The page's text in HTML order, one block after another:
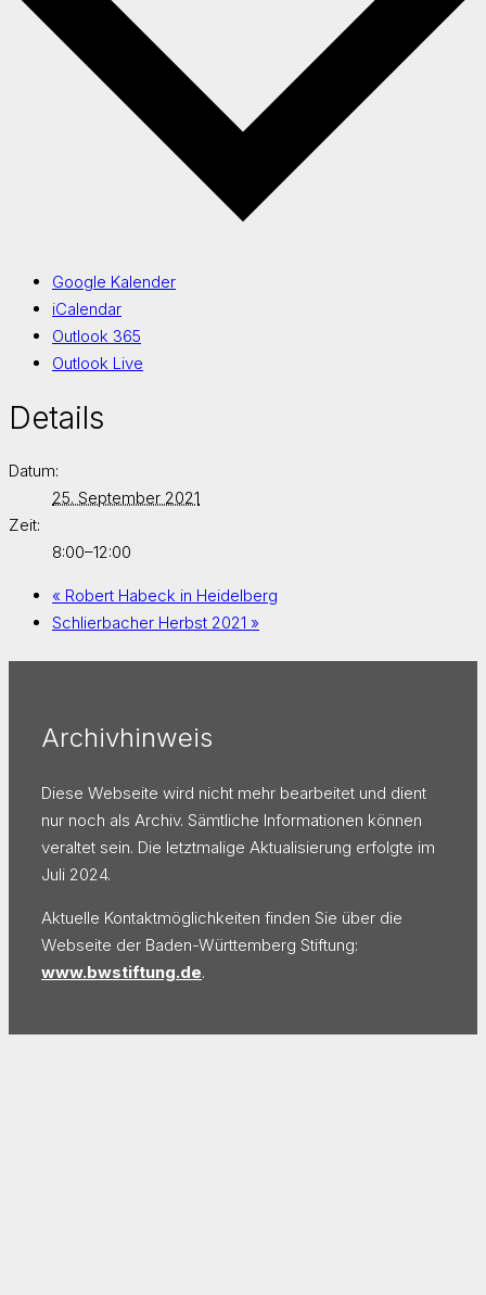
Google Kalender
iCalendar
Outlook 365
Outlook Live
Details
Datum:
25. September 2021
Zeit:
8:00–12:00
« Robert Habeck in Heidelberg
Schlierbacher Herbst 2021 »
Archivhinweis
Diese Webseite wird nicht mehr bearbeitet und dient
nur noch als Archiv. Sämtliche Informationen können
veraltet sein. Die letztmalige Aktualisierung erfolgte im
Juli 2024.
Aktuelle Kontaktmöglichkeiten finden Sie über die
Webseite der Baden-Württemberg Stiftung:
www.bwstiftung.de.